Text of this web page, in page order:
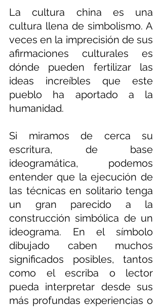
La cultura china es una
cultura llena de simbolismo. A
veces en la imprecisión de sus
afirmaciones culturales es
dónde pueden fertilizar las
ideas increíbles que este
pueblo ha aportado a la
humanidad.
Si miramos de cerca su
escritura, de base
ideogramática, podemos
entender que la ejecución de
las técnicas en solitario tenga
un gran parecido a la
construcción simbólica de un
ideograma. En el símbolo
dibujado caben muchos
significados posibles, tantos
como el escriba o lector
pueda interpretar desde sus
más profundas experiencias o